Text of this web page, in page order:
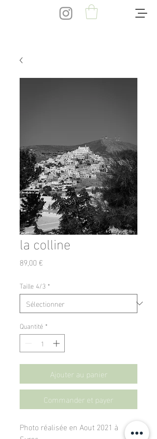
la colline
89,00 €Prix
Taille 4/3 *
Quantité *
Ajouter au panier
Commander et payer
Photo réalisée en Aout 2021 à